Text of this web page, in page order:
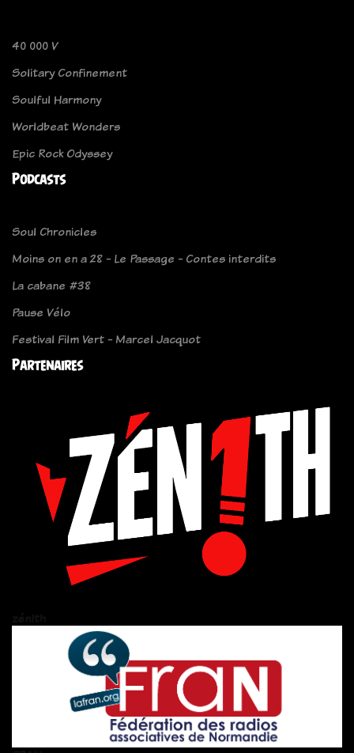
40 000 V
Solitary Confinement
Soulful Harmony
Worldbeat Wonders
Epic Rock Odyssey
Podcasts
Soul Chronicles
Moins on en a 28 - Le Passage - Contes interdits
La cabane #38
Pause Vélo
Festival Film Vert - Marcel Jacquot
Partenaires